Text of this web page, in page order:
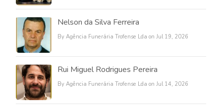
Nelson da Silva Ferreira
By Agência Funerária Trofense Lda on Jul 19, 2026
Rui Miguel Rodrigues Pereira
By Agência Funerária Trofense Lda on Jul 14, 2026